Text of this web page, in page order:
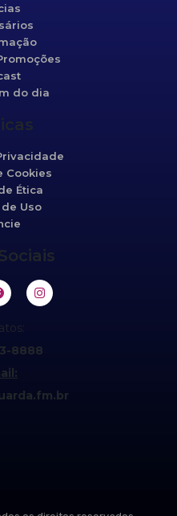
do dia
Cookies
Ética
Uso
8888